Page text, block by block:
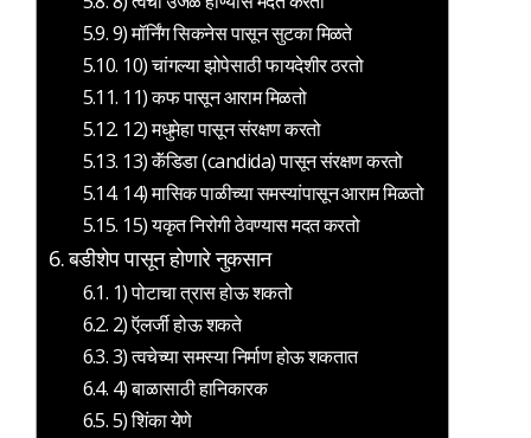
9) मॉर्निंग सिकनेस पासून सुटका मिळते
10) चांगल्या झोपेसाठी फायदेशीर ठरतो
11) कफ पासून आराम मिळतो
12) मधुमेहा पासून संरक्षण करतो
13) कॅंडिडा (candida) पासून संरक्षण करतो
14) मासिक पाळीच्या समस्यांपासून आराम मिळतो
15) यकृत निरोगी ठेवण्यास मदत करतो
बडीशेप पासून होणारे नुकसान
1) पोटाचा त्रास होऊ शकतो
2) ऍलर्जी होऊ शकते
3) त्वचेच्या समस्या निर्माण होऊ शकतात
4) बाळासाठी हानिकारक
5) शिंका येणे